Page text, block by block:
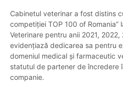
Cabinetul veterinar a fost distins
competiției TOP 100 of Romania”
Veterinare pentru anii 2021,
evidențiază dedicarea sa pentru
domeniul medical și farmaceutic
statutul de partener de încredere
companie.